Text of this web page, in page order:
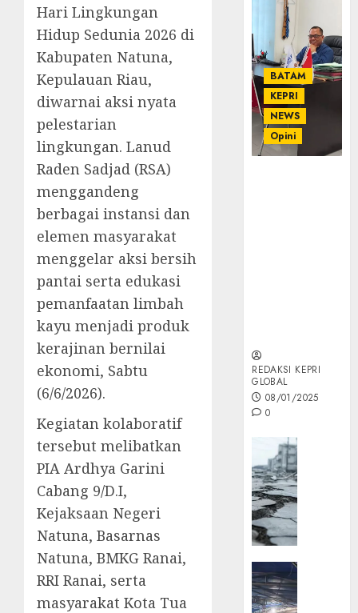
Hari Lingkungan
Hidup Sedunia 2026 di
Kabupaten Natuna,
Kepulauan Riau,
diwarnai aksi nyata
pelestarian
lingkungan. Lanud
Raden Sadjad (RSA)
menggandeng
berbagai instansi dan
elemen masyarakat
menggelar aksi bersih
pantai serta edukasi
pemanfaatan limbah
kayu menjadi produk
kerajinan bernilai
ekonomi, Sabtu
(6/6/2026).
Kegiatan kolaboratif
tersebut melibatkan
PIA Ardhya Garini
Cabang 9/D.I,
Kejaksaan Negeri
Natuna, Basarnas
Natuna, BMKG Ranai,
RRI Ranai, serta
masyarakat Kota Tua
BATAM
KEPRI
NEWS
Opini
REDAKSI KEPRI
GLOBAL
08/01/2025
0